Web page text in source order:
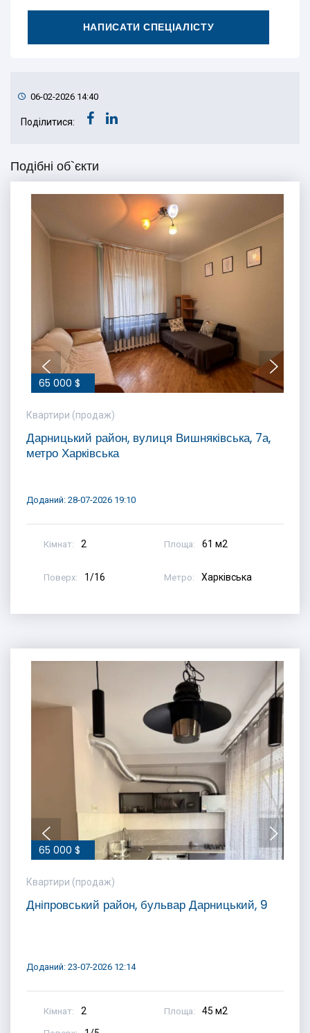
НАПИСАТИ СПЕЦІАЛІСТУ
06-02-2026 14:40
Поділитися:
Подібні об`єкти
65 000 $
Квартири (продаж)
Дарницький район, вулиця Вишняківська, 7а,
метро Харківська
Доданий: 28-07-2026 19:10
Кімнат: 2 Площа: 61 м2
Поверх: 1/16 Метро: Харківська
65 000 $
Квартири (продаж)
Дніпровський район, бульвар Дарницький, 9
Доданий: 23-07-2026 12:14
Кімнат: 2 Площа: 45 м2